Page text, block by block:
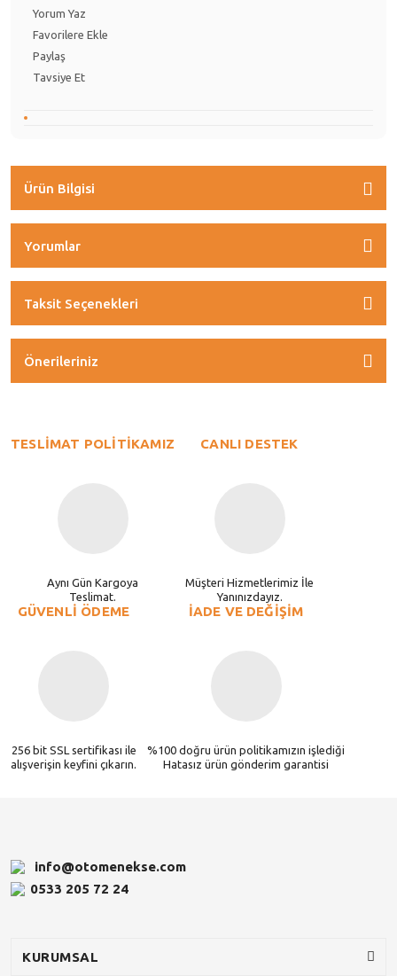
Yorum Yaz
Paylaş
Tavsiye Et
Ürün Bilgisi
Yorumlar
Taksit Seçenekleri
Önerileriniz
TESLİMAT POLİTİKAMIZ
Aynı Gün Kargoya
Teslimat.
CANLI DESTEK
Müşteri Hizmetlerimiz İle
Yanınızdayız.
GÜVENLİ ÖDEME
256 bit SSL sertifikası ile
alışverişin keyfini çıkarın.
İADE VE DEĞİŞİM
%100 doğru ürün politikamızın işlediği
Hatasız ürün gönderim garantisi
info@otomenekse.com
0533 205 72 24
KURUMSAL